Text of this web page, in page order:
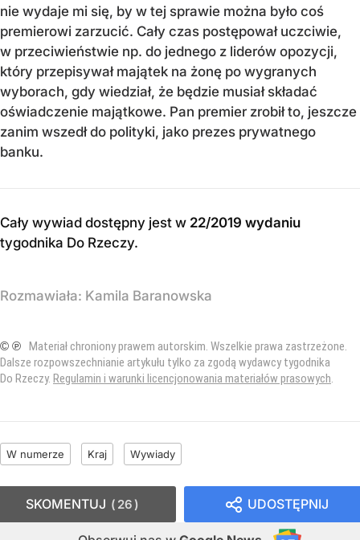
nie wydaje mi się, by w tej sprawie można było coś
premierowi zarzucić. Cały czas postępował uczciwie,
w przeciwieństwie np. do jednego z liderów opozycji,
który przepisywał majątek na żonę po wygranych
wyborach, gdy wiedział, że będzie musiał składać
oświadczenie majątkowe. Pan premier zrobił to, jeszcze
zanim wszedł do polityki, jako prezes prywatnego
banku.
Cały wywiad dostępny jest w 22/2019 wydaniu
tygodnika Do Rzeczy.
Rozmawiała: Kamila Baranowska
© ℗ Materiał chroniony prawem autorskim. Wszelkie prawa zastrzeżone.
Dalsze rozpowszechnianie artykułu tylko za zgodą wydawcy tygodnika
Do Rzeczy. Regulamin i warunki licencjonowania materiałów prasowych.
W numerze Kraj Wywiady
UDOSTĘPNIJ
SKOMENTUJ 26